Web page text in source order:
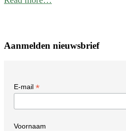
Aanmelden nieuwsbrief
E-mail *
Voornaam